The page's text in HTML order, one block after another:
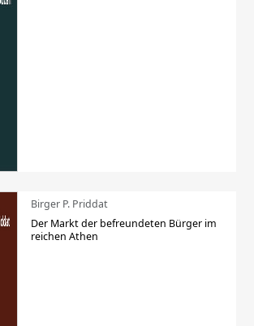
Birger P. Priddat
Der Markt der befreundeten Bürger im
reichen Athen